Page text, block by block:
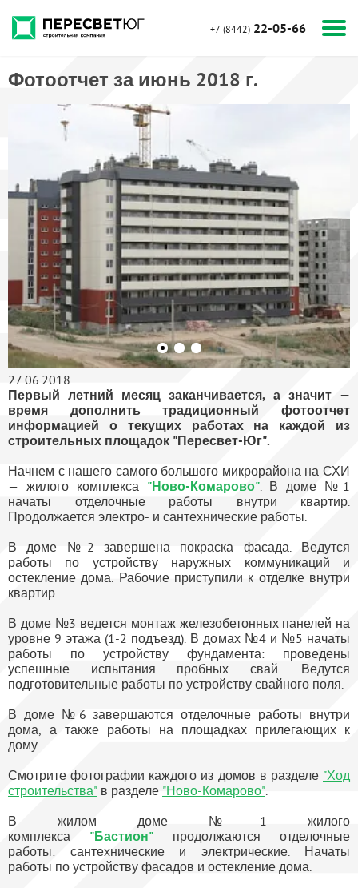
+7 (8442) 22-05-66
Фотоотчет за июнь 2018 г.
27.06.2018
Первый летний месяц заканчивается, а значит —
время дополнить традиционный фотоотчет
информацией о текущих работах на каждой из
строительных площадок "Пересвет-Юг".
Начнем с нашего самого большого микрорайона на СХИ
— жилого комплекса "Ново-Комарово". В доме №1
начаты отделочные работы внутри квартир.
Продолжается электро- и сантехнические работы.
В доме №2 завершена покраска фасада. Ведутся
работы по устройству наружных коммуникаций и
остекление дома. Рабочие приступили к отделке внутри
квартир.
В доме №3 ведется монтаж железобетонных панелей на
уровне 9 этажа (1-2 подъезд). В домах №4 и №5 начаты
работы по устройству фундамента: проведены
успешные испытания пробных свай. Ведутся
подготовительные работы по устройству свайного поля.
В доме №6 завершаются отделочные работы внутри
дома, а также работы на площадках прилегающих к
дому.
Смотрите фотографии каждого из домов в разделе "Ход
строительства" в разделе "Ново-Комарово".
В жилом доме №1 жилого
комплекса "Бастион" продолжаются отделочные
работы: сантехнические и электрические. Начаты
работы по устройству фасадов и остекление дома.